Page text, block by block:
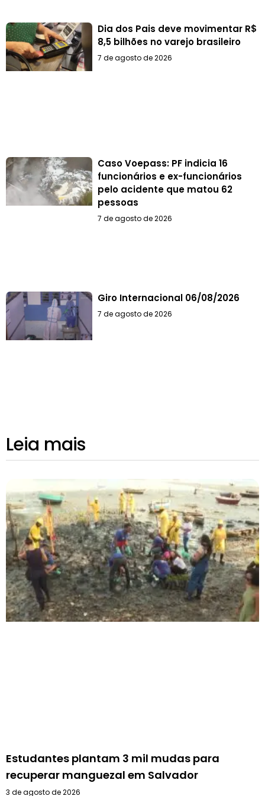
Dia dos Pais deve movimentar R$
8,5 bilhões no varejo brasileiro
7 de agosto de 2026
Caso Voepass: PF indicia 16
funcionários e ex-funcionários
pelo acidente que matou 62
pessoas
7 de agosto de 2026
Giro Internacional 06/08/2026
7 de agosto de 2026
Leia mais
Estudantes plantam 3 mil mudas para
recuperar manguezal em Salvador
3 de agosto de 2026